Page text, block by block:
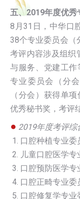
五、2019年度优秀
8月31日，中华口
38个专业委员会（
考评内容涉及组织
与服务、党建工
专业委员会（分
（分会）获得单
优秀秘书奖，考评
● 2019年度考评综
口腔种植专业委
儿童口腔医学专
口腔预防医学专
口腔正畸专业委
口腔修复学专业